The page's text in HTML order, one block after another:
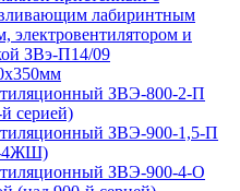
лабиринтным
электровентилятором и
ЗВэ-П14/09
ЗВЭ-800-2-П
серией)
ЗВЭ-900-1,5-П
4ЖШ)
ЗВЭ-900-4-О